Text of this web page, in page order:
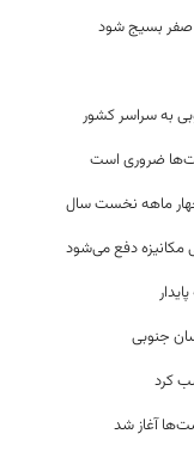
صفر بسیج شود
ضروری است
مکانیزه دفع می‌شود
جنوبی
کرد